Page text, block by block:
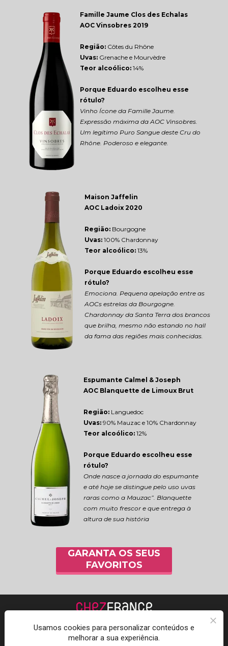
Famille Jaume Clos des Echalas
AOC Vinsobres 2019
Região: Côtes du Rhône
Uvas: Grenache e Mourvèdre
Teor alcoólico: 14%
Porque Eduardo escolheu esse
rótulo?
Vinho Ícone da Famille Jaume.
Expressão máxima da AOC Vinsobres.
Um legítimo Puro Sangue deste Cru do
Rhône. Poderoso e elegante.
Maison Jaffelin
AOC Ladoix 2020
Região: Bourgogne
Uvas: 100% Chardonnay
Teor alcoólico: 13%
Porque Eduardo escolheu esse
rótulo?
Emociona. Pequena apelação entre as
AOCs estrelas da Bourgogne.
Chardonnay da Santa Terra dos brancos
que brilha, mesmo não estando no hall
da fama das regiões mais conhecidas.
Espumante Calmel & Joseph
AOC Blanquette de Limoux Brut
Região: Languedoc
Uvas: 90% Mauzac e 10% Chardonnay
Teor alcoólico: 12%
Porque Eduardo escolheu esse
rótulo?
Onde nasce a jornada do espumante
e até hoje se distingue pelo uso uvas
raras como a Mauzac”. Blanquette
com muito frescor e que entrega à
altura de sua história
GARANTA OS SEUS
FAVORITOS
Usamos cookies para personalizar conteúdos e
melhorar a sua experiência.